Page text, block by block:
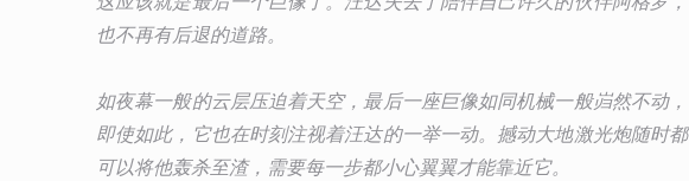
也不再有后退的道路。
如夜幕一般的云层压迫着天空，最后一座巨像如同机械一般岿然不动，
即使如此，它也在时刻注视着汪达的一举一动。撼动大地激光炮随时都
可以将他轰杀至渣，需要每一步都小心翼翼才能靠近它。